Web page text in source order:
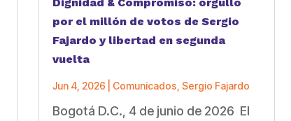
por el millón de votos de Sergio
Fajardo y libertad en segunda
vuelta
Jun 4, 2026 Comunicados Sergio Fajardo
Bogotá D.C., 4 de junio de 2026 El